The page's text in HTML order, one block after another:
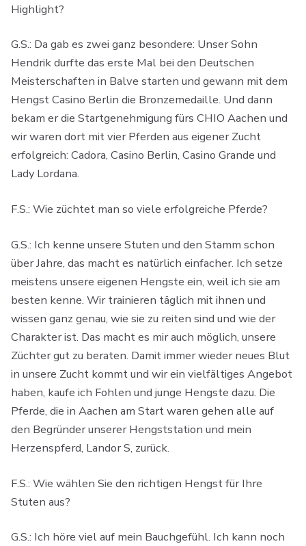
Highlight?
G.S.: Da gab es zwei ganz besondere: Unser Sohn
Hendrik durfte das erste Mal bei den Deutschen
Meisterschaften in Balve starten und gewann mit dem
Hengst Casino Berlin die Bronzemedaille. Und dann
bekam er die Startgenehmigung fürs CHIO Aachen und
wir waren dort mit vier Pferden aus eigener Zucht
erfolgreich: Cadora, Casino Berlin, Casino Grande und
Lady Lordana.
F.S.: Wie züchtet man so viele erfolgreiche Pferde?
G.S.: Ich kenne unsere Stuten und den Stamm schon
über Jahre, das macht es natürlich einfacher. Ich setze
meistens unsere eigenen Hengste ein, weil ich sie am
besten kenne. Wir trainieren täglich mit ihnen und
wissen ganz genau, wie sie zu reiten sind und wie der
Charakter ist. Das macht es mir auch möglich, unsere
Züchter gut zu beraten. Damit immer wieder neues Blut
in unsere Zucht kommt und wir ein vielfältiges Angebot
haben, kaufe ich Fohlen und junge Hengste dazu. Die
Pferde, die in Aachen am Start waren gehen alle auf
den Begründer unserer Hengststation und mein
Herzenspferd, Landor S, zurück.
F.S.: Wie wählen Sie den richtigen Hengst für Ihre
Stuten aus?
G.S.: Ich höre viel auf mein Bauchgefühl. Ich kann noch